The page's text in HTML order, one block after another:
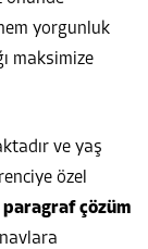
yorgunluk
maksimize
ve yaş
özel
çözüm